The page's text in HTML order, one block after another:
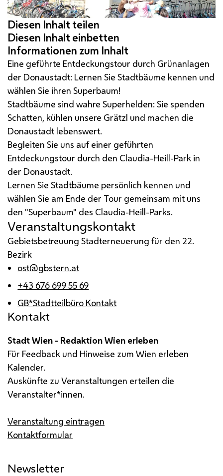
Eine geführte Entdeckungstour durch Grünanlagen
der Donaustadt: Lernen Sie Stadtbäume kennen und
wählen Sie ihren Superbaum!
Stadtbäume sind wahre Superhelden: Sie spenden
Schatten, kühlen unsere Grätzl und machen die
Donaustadt lebenswert.
Begleiten Sie uns auf einer geführten
Entdeckungstour durch den Claudia-Heill-Park in
der Donaustadt.
Lernen Sie Stadtbäume persönlich kennen und
wählen Sie am Ende der Tour gemeinsam mit uns
den "Superbaum" des Claudia-Heill-Parks.
Veranstaltungskontakt
Gebietsbetreuung Stadterneuerung für den 22.
Bezirk
ost@gbstern.at
+43 676 699 55 69
GB*Stadtteilbüro Kontakt
Kontakt
Stadt Wien - Redaktion Wien erleben
Für Feedback und Hinweise zum Wien erleben
Kalender.
Auskünfte zu Veranstaltungen erteilen die
Veranstalter*innen.
Veranstaltung eintragen
Kontaktformular
Newsletter